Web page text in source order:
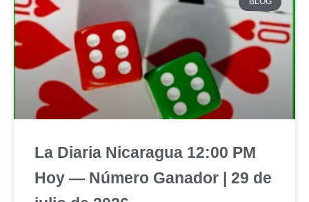
La Diaria Nicaragua 12:00 PM
Hoy — Número Ganador | 29 de